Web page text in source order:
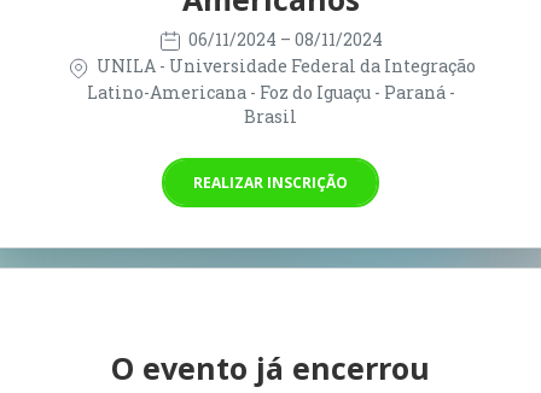
06/11/2024 – 08/11/2024
UNILA - Universidade Federal da Integração
Latino-Americana - Foz do Iguaçu - Paraná -
Brasil
REALIZAR INSCRIÇÃO
O evento já encerrou